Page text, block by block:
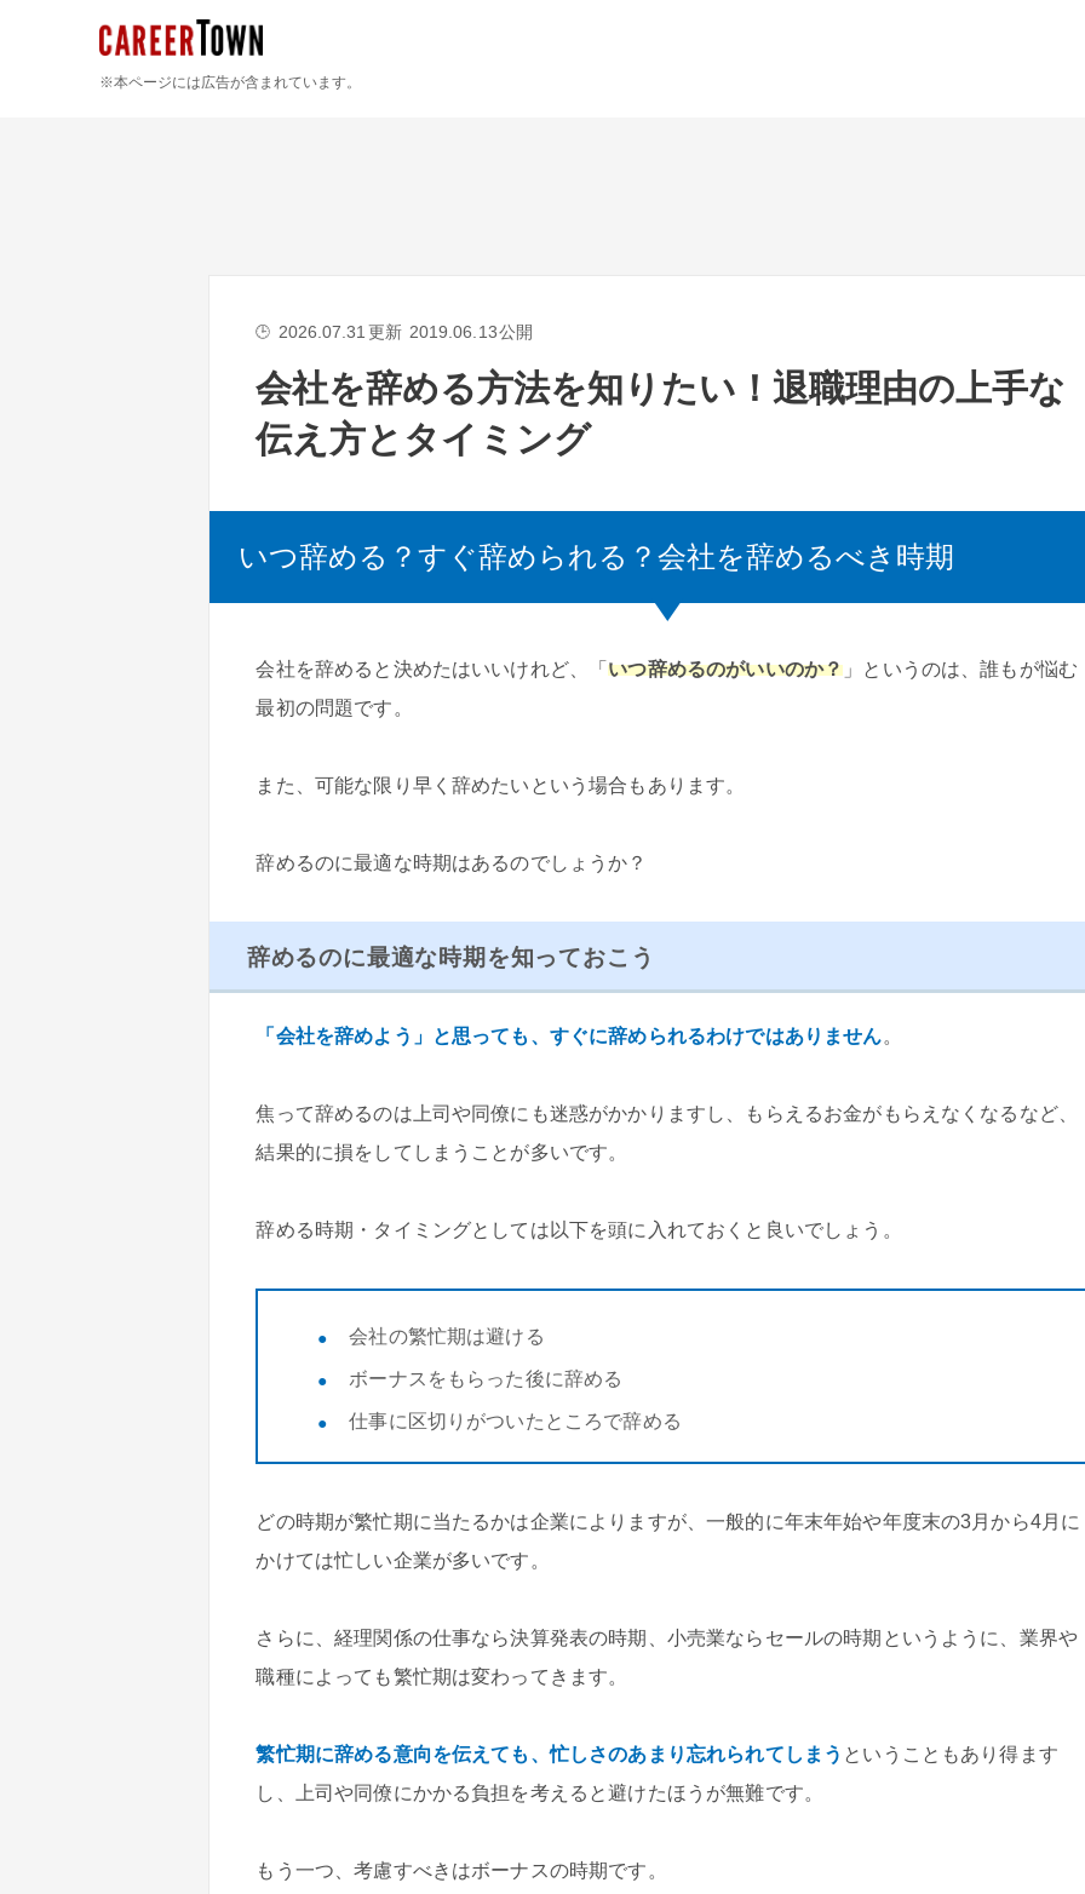
※本ページには広告が含まれています。
🕒 2026.07.31 更新 2019.06.13公開
会社を辞める方法を知りたい！退職理由の上手な
伝え方とタイミング
いつ辞める？すぐ辞められる？会社を辞めるべき時期
会社を辞めると決めたはいいけれど、「いつ辞めるのがいいのか？ 」というのは、誰もが悩む
最初の問題です。
また、可能な限り早く辞めたいという場合もあります。
辞めるのに最適な時期はあるのでしょうか？
辞めるのに最適な時期を知っておこう
「会社を辞めよう」と思っても、すぐに辞められるわけではありません。
焦って辞めるのは上司や同僚にも迷惑がかかりますし、もらえるお金がもらえなくなるなど、
結果的に損をしてしまうことが多いです。
辞める時期・タイミングとしては以下を頭に入れておくと良いでしょう。
会社の繁忙期は避ける
ボーナスをもらった後に辞める
仕事に区切りがついたところで辞める
どの時期が繁忙期に当たるかは企業によりますが、一般的に年末年始や年度末の3月から4月に
かけては忙しい企業が多いです。
さらに、経理関係の仕事なら決算発表の時期、小売業ならセールの時期というように、業界や
職種によっても繁忙期は変わってきます。
繁忙期に辞める意向を伝えても、忙しさのあまり忘れられてしまう ということもあり得ます
し、上司や同僚にかかる負担を考えると避けたほうが無難です。
もう一つ、考慮すべきはボーナスの時期です。